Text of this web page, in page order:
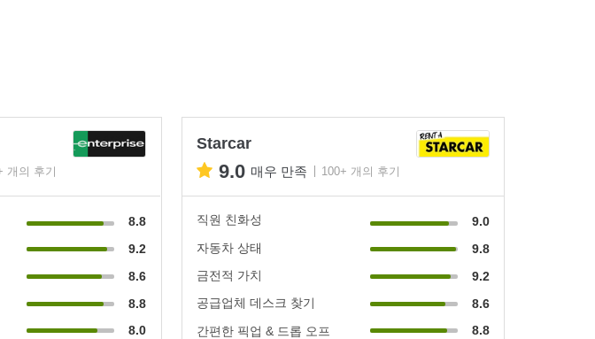
개의 후기
8.8
9.2
8.6
8.8
8.0
Starcar
9.0 매우 만족 100+ 개의 후기
직원 친화성
9.0
자동차 상태
9.8
금전적 가치
9.2
공급업체 데스크 찾기
8.6
간편한 픽업 & 드롭 오프
8.8